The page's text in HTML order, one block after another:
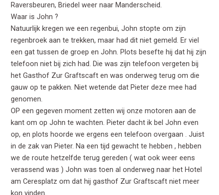
Raversbeuren, Briedel weer naar Manderscheid.
Waar is John ?
Natuurlijk kregen we een regenbui, John stopte om zijn
regenbroek aan te trekken, maar had dit niet gemeld. Er viel
een gat tussen de groep en John. Plots besefte hij dat hij zijn
telefoon niet bij zich had. Die was zijn telefoon vergeten bij
het Gasthof Zur Graftscaft en was onderweg terug om die
gauw op te pakken. Niet wetende dat Pieter deze mee had
genomen.
OP een gegeven moment zetten wij onze motoren aan de
kant om op John te wachten. Pieter dacht ik bel John even
op, en plots hoorde we ergens een telefoon overgaan . Juist
in de zak van Pieter. Na een tijd gewacht te hebben , hebben
we de route hetzelfde terug gereden ( wat ook weer eens
verassend was ) John was toen al onderweg naar het Hotel
am Ceresplatz om dat hij gasthof Zur Graftscaft niet meer
kon vinden.